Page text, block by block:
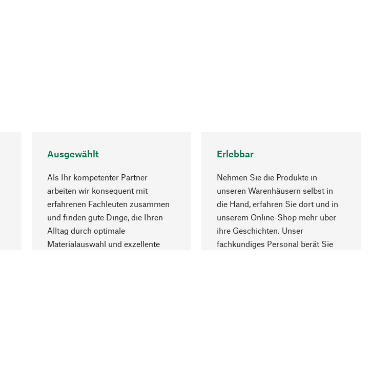
Ausgewählt
Als Ihr kompetenter Partner
arbeiten wir konsequent mit
erfahrenen Fachleuten zusammen
und finden gute Dinge, die Ihren
Alltag durch optimale
Materialauswahl und exzellente
Erlebbar
Nehmen Sie die Produkte in
unseren Warenhäusern selbst in
die Hand, erfahren Sie dort und in
unserem Online-Shop mehr über
ihre Geschichten. Unser
fachkundiges Personal berät Sie